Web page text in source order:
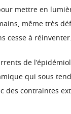
mettre en
même très
cesse à réinventer.
de
qui sous
des contraintes